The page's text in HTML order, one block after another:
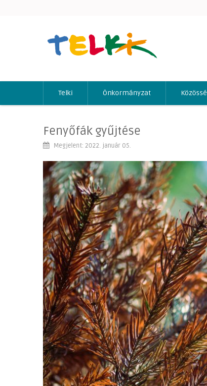
Telki Önkormányzat
Fenyőfák gyűjtése
Megjelent: 2022. január 05.